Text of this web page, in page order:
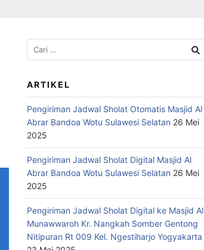
ARTIKEL
Pengiriman Jadwal Sholat Otomatis Masjid Al
Abrar Bandoa Wotu Sulawesi Selatan 26 Mei
2025
Pengiriman Jadwal Sholat Digital Masjid Al
Abrar Bandoa Wotu Sulawesi Selatan 26 Mei
2025
Pengiriman Jadwal Sholat Digital ke Masjid Al
Munawwaroh Kr. Nangkah Somber Gentong
Nitipuran Rt 009 Kel. Ngestiharjo Yogyakarta